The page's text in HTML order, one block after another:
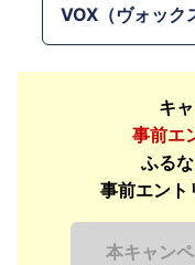
VOX（ヴォック
キ
事前エ
ふる
事前エント
本キャン